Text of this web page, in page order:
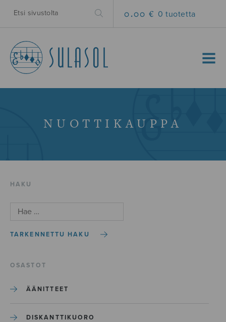
0.00 € 0 tuotetta
MENU
NUOTTIKAUPPA
HAKU
TARKENNETTU HAKU
OSASTOT
ÄÄNITTEET
DISKANTTIKUORO